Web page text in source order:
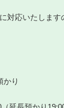
対応いたします
かり